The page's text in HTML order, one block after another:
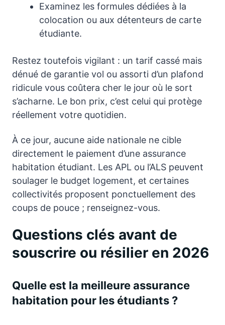
Examinez les formules dédiées à la
colocation ou aux détenteurs de carte
étudiante.
Restez toutefois vigilant : un tarif cassé mais
dénué de garantie vol ou assorti d’un plafond
ridicule vous coûtera cher le jour où le sort
s’acharne. Le bon prix, c’est celui qui protège
réellement votre quotidien.
À ce jour, aucune aide nationale ne cible
directement le paiement d’une assurance
habitation étudiant. Les APL ou l’ALS peuvent
soulager le budget logement, et certaines
collectivités proposent ponctuellement des
coups de pouce ; renseignez-vous.
Questions clés avant de
souscrire ou résilier en 2026
Quelle est la meilleure assurance
habitation pour les étudiants ?